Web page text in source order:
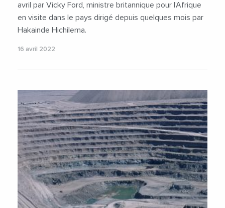
avril par Vicky Ford, ministre britannique pour l’Afrique
en visite dans le pays dirigé depuis quelques mois par
Hakainde Hichilema.
16 avril 2022